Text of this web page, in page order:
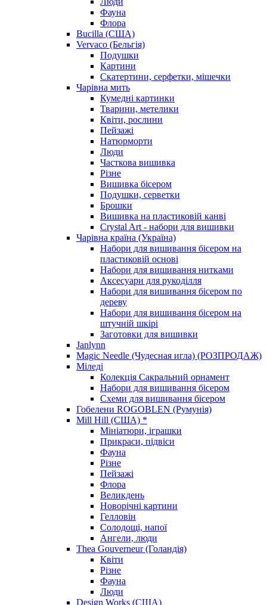
Фауна
Флора
Bucilla (США)
Vervaco (Бельгія)
Подушки
Картини
Скатертини, серфетки, мішечки
Чарiвна мить
Кумедні картинки
Тварини, метелики
Квіти, рослини
Пейзажі
Натюрморти
Люди
Часткова вишивка
Різне
Вишивка бісером
Подушки, серветки
Брошки
Вишивка на пластиковій канві
Crystal Art - набори для вишивки
Чарівна країна (Україна)
Набори для вишивання бісером на
пластиковій основі
Набори для вишивання нитками
Аксесуари для рукоділля
Набори для вишивання бісером по
дереву
Набори для вишивання бісером на
штучній шкірі
Заготовки для вишивки
Janlynn
Magic Needle (Чудесная игла) (РОЗПРОДАЖ)
Міледі
Колекція Сакральний орнамент
Набори для вишивання бісером
Схеми для вишивання бісером
Гобелени ROGOBLEN (Румунія)
Mill Hill (США) *
Мініатюри, іграшки
Прикраси, підвіси
Фауна
Різне
Пейзажі
Флора
Великдень
Новорічні картини
Гелловін
Солодощі, напої
Ангели, люди
Thea Gouverneur (Голандія)
Квіти
Різне
Фауна
Люди
Design Works (США)